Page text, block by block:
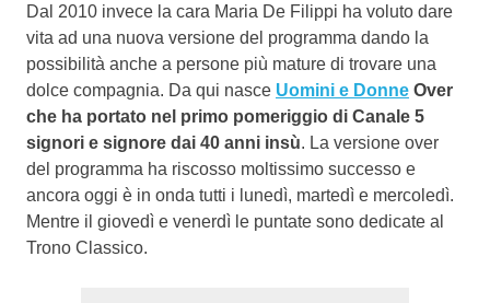
Dal 2010 invece la cara Maria De Filippi ha voluto dare
vita ad una nuova versione del programma dando la
possibilità anche a persone più mature di trovare una
dolce compagnia. Da qui nasce Uomini e Donne Over
che ha portato nel primo pomeriggio di Canale 5
signori e signore dai 40 anni insù. La versione over
del programma ha riscosso moltissimo successo e
ancora oggi è in onda tutti i lunedì, martedì e mercoledì.
Mentre il giovedì e venerdì le puntate sono dedicate al
Trono Classico.